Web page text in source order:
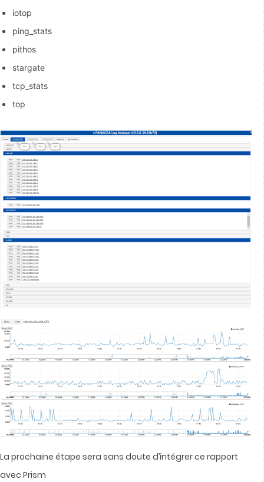
iotop
ping_stats
pithos
stargate
tcp_stats
top
La prochaine étape sera sans doute d’intégrer ce rapport
avec Prism